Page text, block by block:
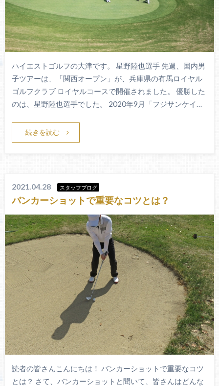
ハイエストゴルフの大津です。 星野陸也選手 先週、国内男
子ツアーは、「関西オープン」が、兵庫県の有馬ロイヤル
ゴルフクラブ ロイヤルコースで開催されました。 優勝した
のは、星野陸也選手でした。 2020年9月「フジサンケイ…
続きを読む
2021.04.28 スタッフブログ
バンカーショットで重要なコツとは？
読者の皆さんこんにちは！ バンカーショットで重要なコツ
とは？ さて、バンカーショットと聞いて、皆さんはどんな